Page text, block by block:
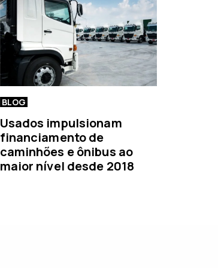
BLOG
Usados impulsionam
financiamento de
caminhões e ônibus ao
maior nível desde 2018